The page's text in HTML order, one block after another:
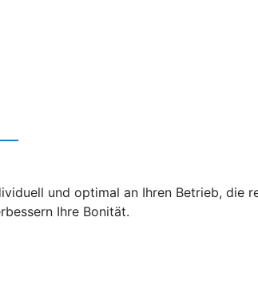
und optimal an Ihren Betrieb, die
Ihre Bonität.